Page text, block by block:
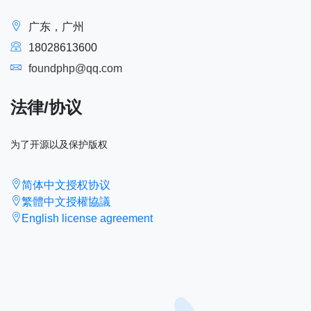
广东，广州
18028613600
foundphp@qq.com
法律/协议
为了开源以及保护版权
简体中文授权协议
繁體中文授權協議
English license agreement